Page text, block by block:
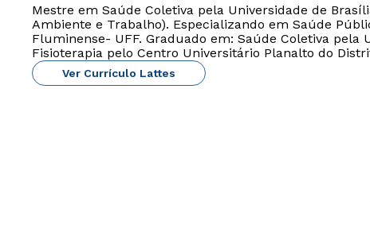
Mestre em Saúde Coletiva pela Universidade de
Ambiente e Trabalho). Especializando em Saúde
Fluminense- UFF. Graduado em: Saúde Coletiva pela
Fisioterapia pelo Centro Universitário Planalto do
Ver Currículo Lattes